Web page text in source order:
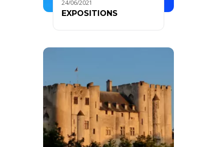
24/06/2021
EXPOSITIONS